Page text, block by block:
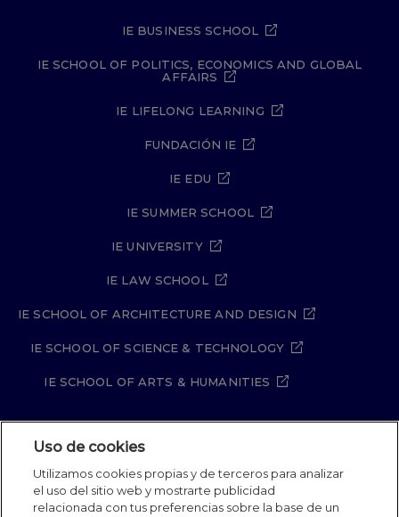
IE BUSINESS SCHOOL
IE SCHOOL OF POLITICS, ECONOMICS AND GLOBAL
AFFAIRS
IE LIFELONG LEARNING
FUNDACIÓN IE
IE EDU
IE SUMMER SCHOOL
IE UNIVERSITY
IE LAW SCHOOL
IE SCHOOL OF ARCHITECTURE AND DESIGN
IE SCHOOL OF SCIENCE & TECHNOLOGY
IE SCHOOL OF ARTS & HUMANITIES
Aviso legal
Política de Cookies
Política de seguridad
Student Academic Standards
Canal Compliance
Uso de cookies
Utilizamos cookies propias y de terceros para analizar
el uso del sitio web y mostrarte publicidad
relacionada con tus preferencias sobre la base de un